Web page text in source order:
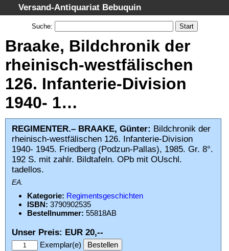
Versand-Antiquariat Bebuquin
Startseite
Suche
Schlagwörter
Gesamtbestand
Warenkorb
AGB
Widerruf
Datenschutz
Impressum
Suche:
Braake, Bildchronik der
rheinisch-westfälischen
126. Infanterie-Division
1940- 1…
REGIMENTER.– BRAAKE, Günter: Bildchronik der
rheinisch-westfälischen 126. Infanterie-Division
1940- 1945. Friedberg (Podzun-Pallas), 1985. Gr. 8°.
192 S. mit zahlr. Bildtafeln. OPb mit OUschl.
tadellos.
EA.
Kategorie: Regimentsgeschichten
ISBN: 3790902535
Bestellnummer: 55818AB
Unser Preis: EUR 20,--
Exemplar(e)